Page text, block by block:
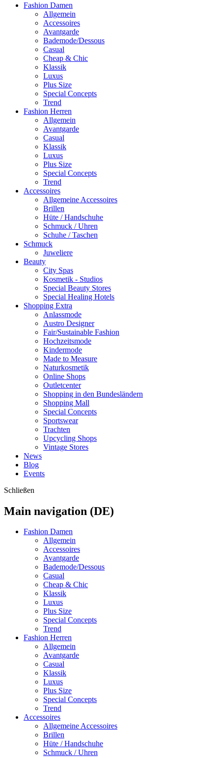
Fashion Damen
Allgemein
Accessoires
Avantgarde
Bademode/Dessous
Casual
Cheap & Chic
Klassik
Luxus
Plus Size
Special Concepts
Trend
Fashion Herren
Allgemein
Avantgarde
Casual
Klassik
Luxus
Plus Size
Special Concepts
Trend
Accessoires
Allgemeine Accessoires
Brillen
Hüte / Handschuhe
Schmuck / Uhren
Schuhe / Taschen
Schmuck
Juweliere
Beauty
City Spas
Kosmetik - Studios
Special Beauty Stores
Special Healing Hotels
Shopping Extra
Anlassmode
Austro Designer
Fair/Sustainable Fashion
Hochzeitsmode
Kindermode
Made to Measure
Naturkosmetik
Online Shops
Outletcenter
Shopping in den Bundesländern
Shopping Mall
Special Concepts
Sportswear
Trachten
Upcycling Shops
Vintage Stores
News
Blog
Events
Schließen
Main navigation (DE)
Fashion Damen
Allgemein
Accessoires
Avantgarde
Bademode/Dessous
Casual
Cheap & Chic
Klassik
Luxus
Plus Size
Special Concepts
Trend
Fashion Herren
Allgemein
Avantgarde
Casual
Klassik
Luxus
Plus Size
Special Concepts
Trend
Accessoires
Allgemeine Accessoires
Brillen
Hüte / Handschuhe
Schmuck / Uhren